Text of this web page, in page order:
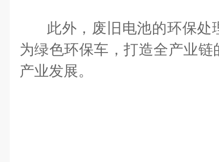
此外，废旧电池的环保处
为绿色环保车，打造全产业
产业发展。